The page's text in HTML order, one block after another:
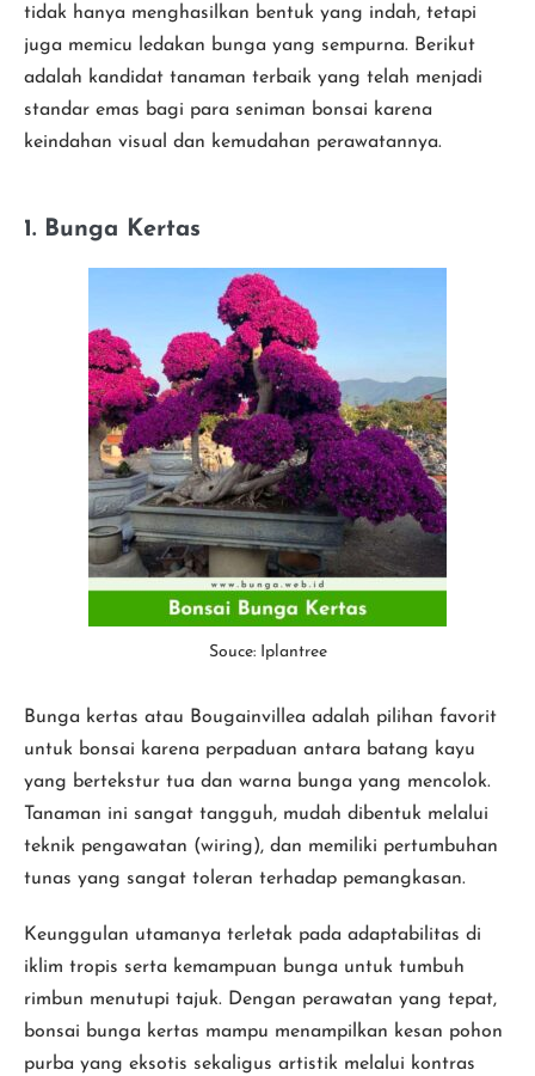
tidak hanya menghasilkan bentuk yang indah, tetapi
juga memicu ledakan bunga yang sempurna. Berikut
adalah kandidat tanaman terbaik yang telah menjadi
standar emas bagi para seniman bonsai karena
keindahan visual dan kemudahan perawatannya.
1. Bunga Kertas
Souce: Iplantree
Bunga kertas atau Bougainvillea adalah pilihan favorit
untuk bonsai karena perpaduan antara batang kayu
yang bertekstur tua dan warna bunga yang mencolok.
Tanaman ini sangat tangguh, mudah dibentuk melalui
teknik pengawatan (wiring), dan memiliki pertumbuhan
tunas yang sangat toleran terhadap pemangkasan.
Keunggulan utamanya terletak pada adaptabilitas di
iklim tropis serta kemampuan bunga untuk tumbuh
rimbun menutupi tajuk. Dengan perawatan yang tepat,
bonsai bunga kertas mampu menampilkan kesan pohon
purba yang eksotis sekaligus artistik melalui kontras